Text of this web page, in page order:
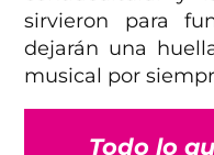
sirvieron para
dejarán una
musical por
Todo lo